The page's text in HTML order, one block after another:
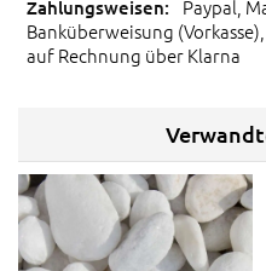
Paypal,
Banküberweisung
auf Rechnung über Klarna